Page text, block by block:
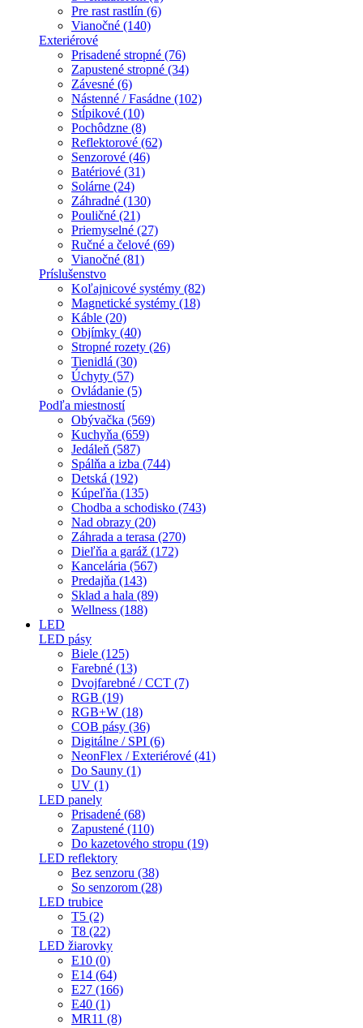
Pre rast rastlín (6)
Vianočné (140)
Exteriérové
Prisadené stropné (76)
Zapustené stropné (34)
Závesné (6)
Nástenné / Fasádne (102)
Stĺpikové (10)
Pochôdzne (8)
Reflektorové (62)
Senzorové (46)
Batériové (31)
Solárne (24)
Záhradné (130)
Pouličné (21)
Priemyselné (27)
Ručné a čelové (69)
Vianočné (81)
Príslušenstvo
Koľajnicové systémy (82)
Magnetické systémy (18)
Káble (20)
Objímky (40)
Stropné rozety (26)
Tienidlá (30)
Úchyty (57)
Ovládanie (5)
Podľa miestností
Obývačka (569)
Kuchyňa (659)
Jedáleň (587)
Spálňa a izba (744)
Detská (192)
Kúpeľňa (135)
Chodba a schodisko (743)
Nad obrazy (20)
Záhrada a terasa (270)
Dieľňa a garáž (172)
Kancelária (567)
Predajňa (143)
Sklad a hala (89)
Wellness (188)
LED
LED pásy
Biele (125)
Farebné (13)
Dvojfarebné / CCT (7)
RGB (19)
RGB+W (18)
COB pásy (36)
Digitálne / SPI (6)
NeonFlex / Exteriérové (41)
Do Sauny (1)
UV (1)
LED panely
Prisadené (68)
Zapustené (110)
Do kazetového stropu (19)
LED reflektory
Bez senzoru (38)
So senzorom (28)
LED trubice
T5 (2)
T8 (22)
LED žiarovky
E10 (0)
E14 (64)
E27 (166)
E40 (1)
MR11 (8)